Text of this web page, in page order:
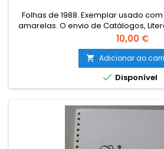
Folhas de 1988. Exemplar usado
amarelas. O envio de Catálogos,
Filatélico para as ILHAS (Açores
estrangeiro terá que ser
combinar o custo de envio. The
literature and other philatelic
ordered by email,
Preço
10,00 €
 Adicionar ao
 Disponível